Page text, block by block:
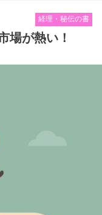
経理・秘伝の書
場が熱い！